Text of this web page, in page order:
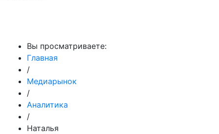
Вы просматриваете:
Главная
/
Медиарынок
/
Аналитика
/
Наталья